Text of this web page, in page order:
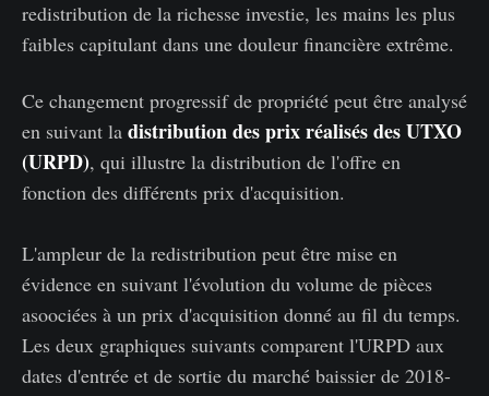
redistribution de la richesse investie, les mains les plus
faibles capitulant dans une douleur financière extrême.
Ce changement progressif de propriété peut être analysé
en suivant la distribution des prix réalisés des UTXO
(URPD), qui illustre la distribution de l'offre en
fonction des différents prix d'acquisition.
L'ampleur de la redistribution peut être mise en
évidence en suivant l'évolution du volume de pièces
asoociées à un prix d'acquisition donné au fil du temps.
Les deux graphiques suivants comparent l'URPD aux
dates d'entrée et de sortie du marché baissier de 2018-